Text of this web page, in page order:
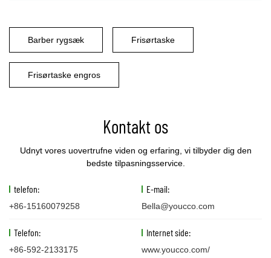
Barber rygsæk Frisørtaske
Frisørtaske engros
Kontakt os
Udnyt vores uovertrufne viden og erfaring, vi tilbyder dig den
bedste tilpasningsservice.
telefon:
+86-15160079258
E-mail:
Bella@youcco.com
Telefon:
+86-592-2133175
Internet side:
www.youcco.com/